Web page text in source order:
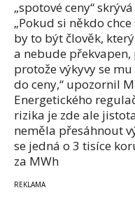
„spotové ceny“
„Pokud si někdo
by to být člověk,
a nebude
protože výkyvy se
do ceny,“ upozornil
Energetického
rizika je zde ale
neměla přesáhnout
se jedná o 3 tisíce
za MWh